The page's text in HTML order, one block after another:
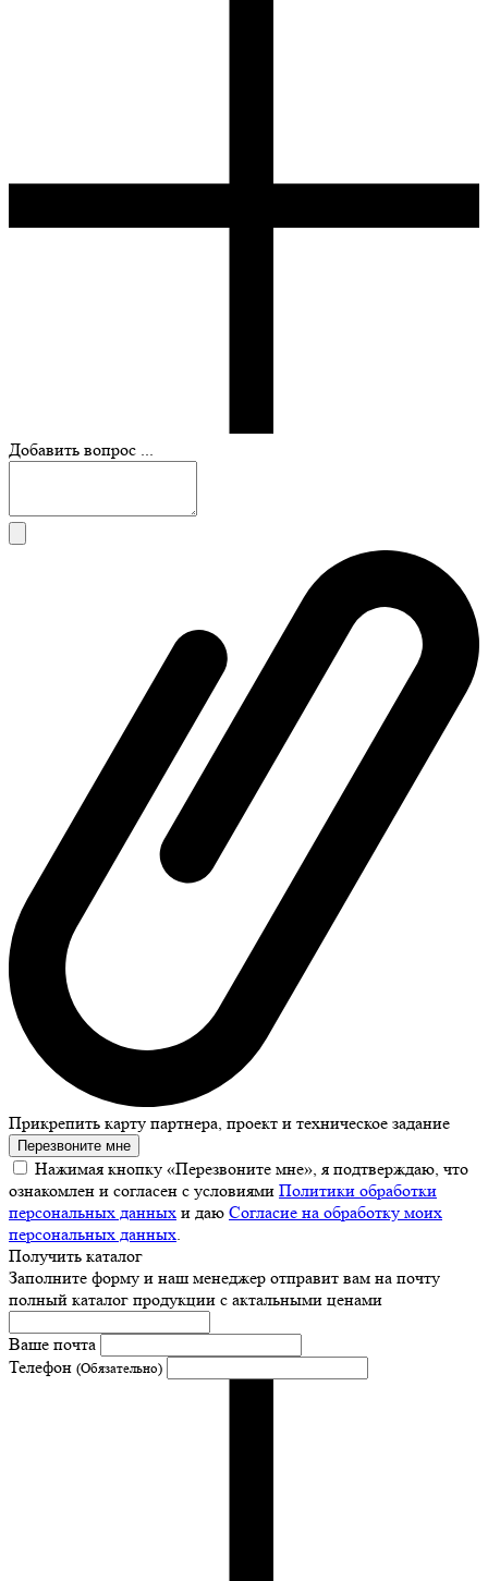
Добавить вопрос ...
Прикрепить карту партнера, проект и техническое задание
Перезвоните мне
Нажимая кнопку «Перезвоните мне», я подтверждаю, что
ознакомлен и согласен с условиями Политики обработки
персональных данных и даю Согласие на обработку моих
персональных данных.
Получить каталог
Заполните форму и наш менеджер отправит вам на почту
полный каталог продукции с актальными ценами
Ваше почта
Телефон (Обязательно)